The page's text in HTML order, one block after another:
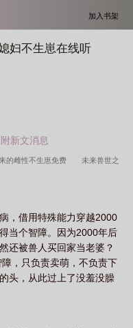
加入书架
妇不生崽在线听
新文消息
的雌性不生崽免费 未来兽世之
共有几位男主
线听 不生崽 第169章 未来兽
崽在哪看 未来兽世买来的媳妇
不生崽 第512章 未来兽世买来
兽世买来的媳妇不生崽漫画在线
，借用特殊能力穿越2000
当个智障。因为2000年后
还被兽人买回家当老婆？
，只负责卖萌，不负责下
头，从此过上了没羞没臊